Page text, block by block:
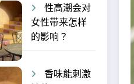
性高潮会对
女性带来怎样
的影响？
香味能刺激